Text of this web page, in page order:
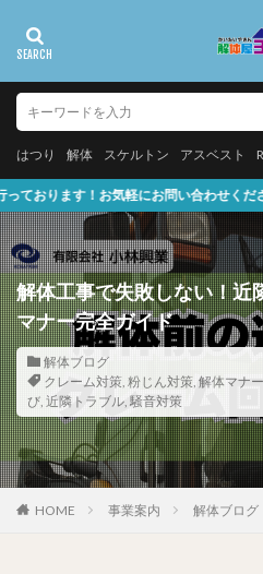
はつり 解体 スケルトン アスベスト
い合わせください
解体工事で失敗しない！近
マナー完全ガイド
解体ブログ
クレーム対策, 粉じん対策, 解体マナー
び, 近隣トラブル, 騒音対策
HOME 事業案内 解体ブログ